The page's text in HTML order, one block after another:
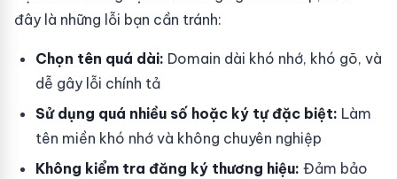
đây là những lỗi bạn cần tránh:
Chọn tên quá dài: Domain dài khó nhớ, khó gõ, và
dễ gây lỗi chính tả
Sử dụng quá nhiều số hoặc ký tự đặc biệt: Làm
tên miền khó nhớ và không chuyên nghiệp
Không kiểm tra đăng ký thương hiệu: Đảm bảo